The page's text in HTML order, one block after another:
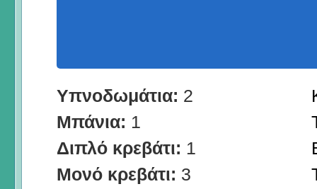
Υπνοδωμάτια: 2
Μπάνια: 1
Διπλό κρεβάτι: 1
Μονό κρεβάτι: 3